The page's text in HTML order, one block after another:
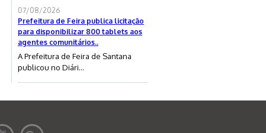
07/08/2026
Prefeitura de Feira publica licitação
para disponibilizar 800 tablets aos
agentes comunitários..
A Prefeitura de Feira de Santana
publicou no Diári...